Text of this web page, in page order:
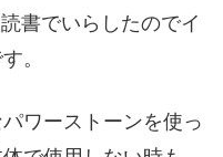
書でいらしたのでイ
。
ワーストーンを使っ